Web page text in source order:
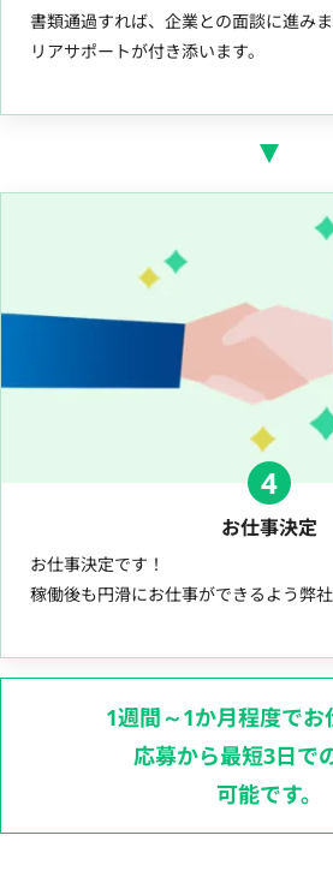
書類通過すれば、企業との面談に進み
リアサポートが付き添います。
4
お仕事決定
お仕事決定です！
稼働後も円滑にお仕事ができるよう弊社
1週間～1か月程度でお
応募から最短3日で
可能です。